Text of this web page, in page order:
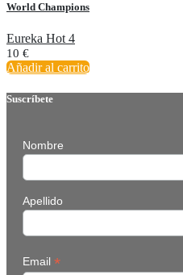
World Champions
Eureka Hot 4
10 €
Añadir al carrito
Suscríbete
Nombre
Apellido
Email *